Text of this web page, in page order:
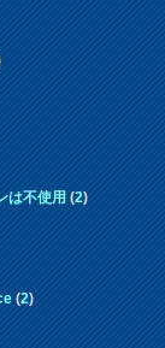
は不使用(2)
(2)